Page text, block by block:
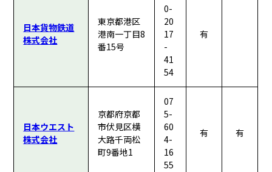
日本貨物鉄道
株式会社
東京都港区
港南一丁目8
番15号
0-
20
17
-
41
54
有
日本ウエスト
株式会社
京都府京都
市伏見区横
大路千両松
町9番地1
07
5-
60
4-
16
55
有 有